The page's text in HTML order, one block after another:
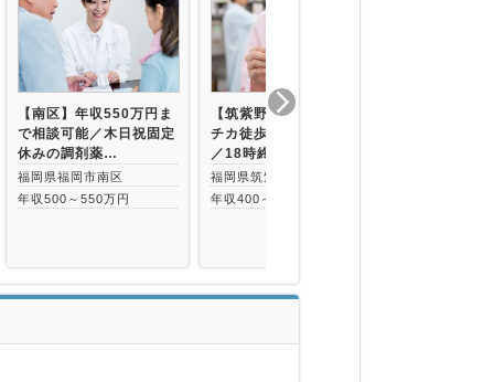
【南区】年収550万円ま
で相談可能／木日祝固定
休みの調剤薬…
福岡県福岡市南区
年収500～550万円
【筑紫野市】好立地◇駅
チカ徒歩5分／西鉄沿線
／18時終業／…
福岡県筑紫野市
年収400～530万円